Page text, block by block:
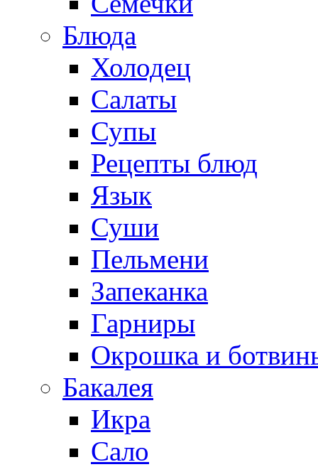
Блюда
Холодец
Салаты
Супы
Рецепты блюд
Язык
Суши
Пельмени
Запеканка
Гарниры
Окрошка и
Бакалея
Икра
Сало